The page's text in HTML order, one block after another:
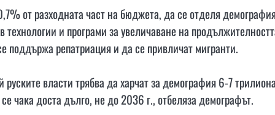
от разходната част на бюджета, да се отделя
и програми за увеличаване на
поддържа репатриация и да се привличат мигранти.
власти трябва да харчат за демография 6-7
чака доста дълго, не до 2036 г., отбеляза демографът.